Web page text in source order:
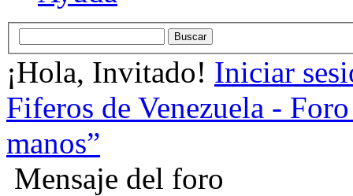
¡Hola, Invitado! Iniciar
Fiferos de Venezuela -
manos”
Mensaje del foro